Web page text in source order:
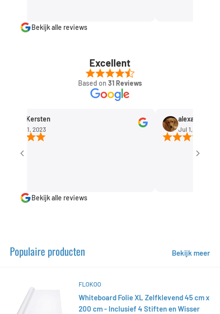
Bekijk alle reviews
Excellent
Based on 31 Reviews
Rob Kersten
Sep 11, 2023
alexandra
Jul 1, 2023
Bekijk alle reviews
Populaire producten Bekijk meer
FLOKOO
Whiteboard Folie XL Zelfklevend 45 cm x
200 cm - Inclusief 4 Stiften en Wisser